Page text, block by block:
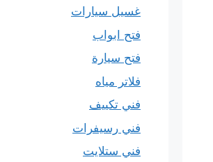
غسيل سيارات
فتح ابواب
فتح سيارة
فلاتر مياه
فني تكييف
فني رسيفرات
فني ستلايت